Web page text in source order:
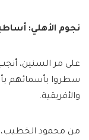
نجوم الأهلي:
على مر السنين، أنجب
سطروا بأسمائهم
والأفريقية.
من محمود الخطيب،